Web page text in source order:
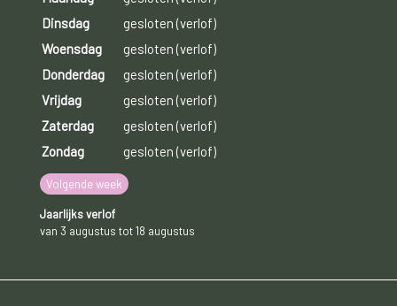
Dinsdag
gesloten (verlof)
Woensdag
gesloten (verlof)
Donderdag
gesloten (verlof)
Vrijdag
gesloten (verlof)
Zaterdag
gesloten (verlof)
Zondag
gesloten (verlof)
Volgende week
Jaarlijks verlof
van 3 augustus tot 18 augustus